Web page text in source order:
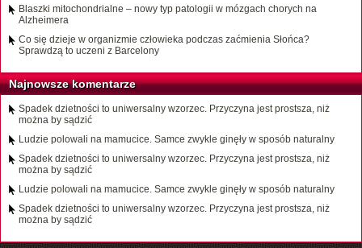
Blaszki mitochondrialne – nowy typ patologii w mózgach chorych na
Alzheimera
Co się dzieje w organizmie człowieka podczas zaćmienia Słońca?
Sprawdzą to uczeni z Barcelony
Najnowsze komentarze
Spadek dzietności to uniwersalny wzorzec. Przyczyna jest prostsza, niż
można by sądzić
Ludzie polowali na mamucice. Samce zwykle ginęły w sposób naturalny
Spadek dzietności to uniwersalny wzorzec. Przyczyna jest prostsza, niż
można by sądzić
Ludzie polowali na mamucice. Samce zwykle ginęły w sposób naturalny
Spadek dzietności to uniwersalny wzorzec. Przyczyna jest prostsza, niż
można by sądzić